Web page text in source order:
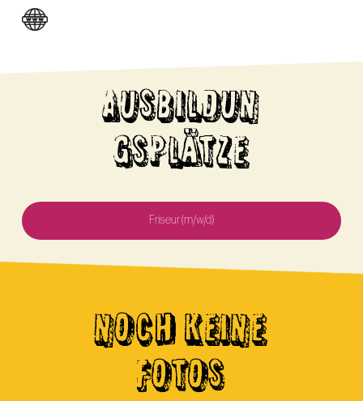
AUSBILDUN
GSPLÄTZE
Friseur (m/w/d)
NOCH KEINE
FOTOS